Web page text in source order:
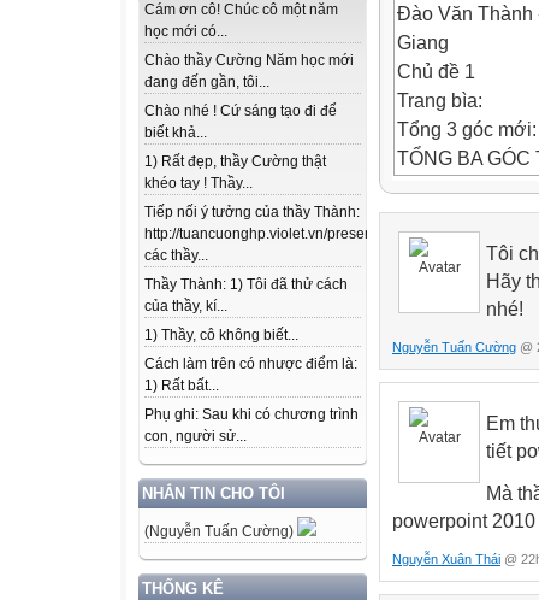
Cám ơn cô! Chúc cô một năm
học mới có...
Chào thầy Cường Năm học mới
đang đến gần, tôi...
Chào nhé ! Cứ sáng tạo đi để
biết khả...
1) Rất đẹp, thầy Cường thật
khéo tay ! Thầy...
Tiếp nối ý tưởng của thầy Thành:
http://tuancuonghp.violet.vn/present/show/entry_id/
các thầy...
Thầy Thành: 1) Tôi đã thử cách
của thầy, kí...
1) Thầy, cô không biết...
Cách làm trên có nhược điểm là:
1) Rất bất...
Phụ ghi: Sau khi có chương trình
con, người sử...
NHẮN TIN CHO TÔI
(Nguyễn Tuấn Cường)
THỐNG KÊ
Đào Văn Thành
Giang
Chủ đề 1
Trang bìa:
Tổng 3 góc mới:
TỔNG BA GÓC
CẮT ĐẾN ĐÂU
CẮT XONG
Tôi
Hãy
nhé!
Nguyễn Tuấn Cường @
Em
tiết
Mà
powerpoint
Nguyễn Xuân Thái @